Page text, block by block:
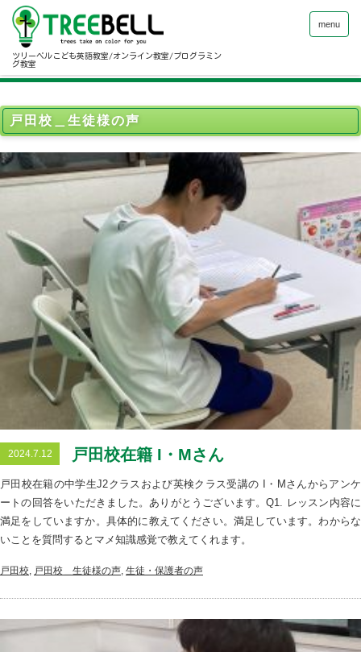
ツリーベルこども英語教室/オンライン教室/プログラミン
グ教室
menu
戸田校＿生徒様の声
2024.7.12 戸田校在籍 I・Mさん
戸田校在籍の中学生J2クラスおよび英検クラス受講の I・Mさんからアンケ
ートの回答をいただきました。ありがとうございます。Q1. レッスン内容に
満足をしていますか。具体的に教えてください。満足しています。わからな
いことを質問するとマメ知識感覚で教えてくれます。
戸田校, 戸田校＿生徒様の声, 生徒・保護者の声